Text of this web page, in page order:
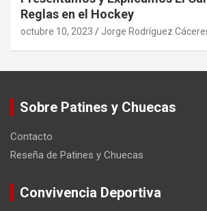
Reglas en el Hockey
octubre 10, 2023 Jorge Rodríguez
Sobre Patines y Chuecas
Contacto
Reseña de Patines y Chuecas
Convivencia Deportiva